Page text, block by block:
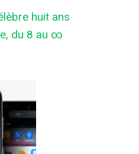
huit ans
du 8 au ∞